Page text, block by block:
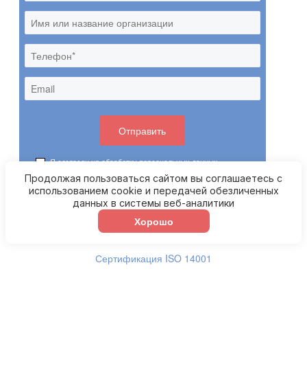
Я согласен на обработкуперсональных данных
С ЭТИМ ДОКУМЕНТОМ ОФОРМЛЯЮТ:
Сертификат ISO 9001
Сертификация ISO 14001
Продолжая пользоваться сайтом вы соглашаетесь с
использованием cookie и передачей обезличенных
данных в системы веб-аналитики
Хорошо